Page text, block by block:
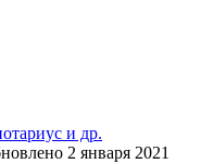
и др.
2 января 2021